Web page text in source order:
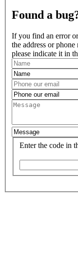
Found a
If you find an error
the address or
please indicate it in
Enter the code in